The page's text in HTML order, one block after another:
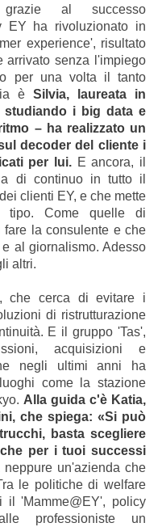
al successo
EY ha rivoluzionato in
experience', risultato
arrivato senza l'impiego
per una volta il tanto
è Silvia, laureata in
studiando i big data e
– ha realizzato un
decoder del cliente i
per lui. E ancora, il
di continuo in tutto il
clienti EY, e che mette
tipo. Come quelle di
fare la consulente e che
al giornalismo. Adesso
altri.
che cerca di evitare i
di ristrutturazione
E il gruppo 'Tas',
acquisizioni e
negli ultimi anni ha
come la stazione
Alla guida c'è Katia,
che spiega: «Si può
basta scegliere
per i tuoi successi
un'azienda che
le politiche di welfare
'Mamme@EY', policy
professioniste un